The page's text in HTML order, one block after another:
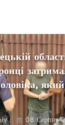
08 Серпня